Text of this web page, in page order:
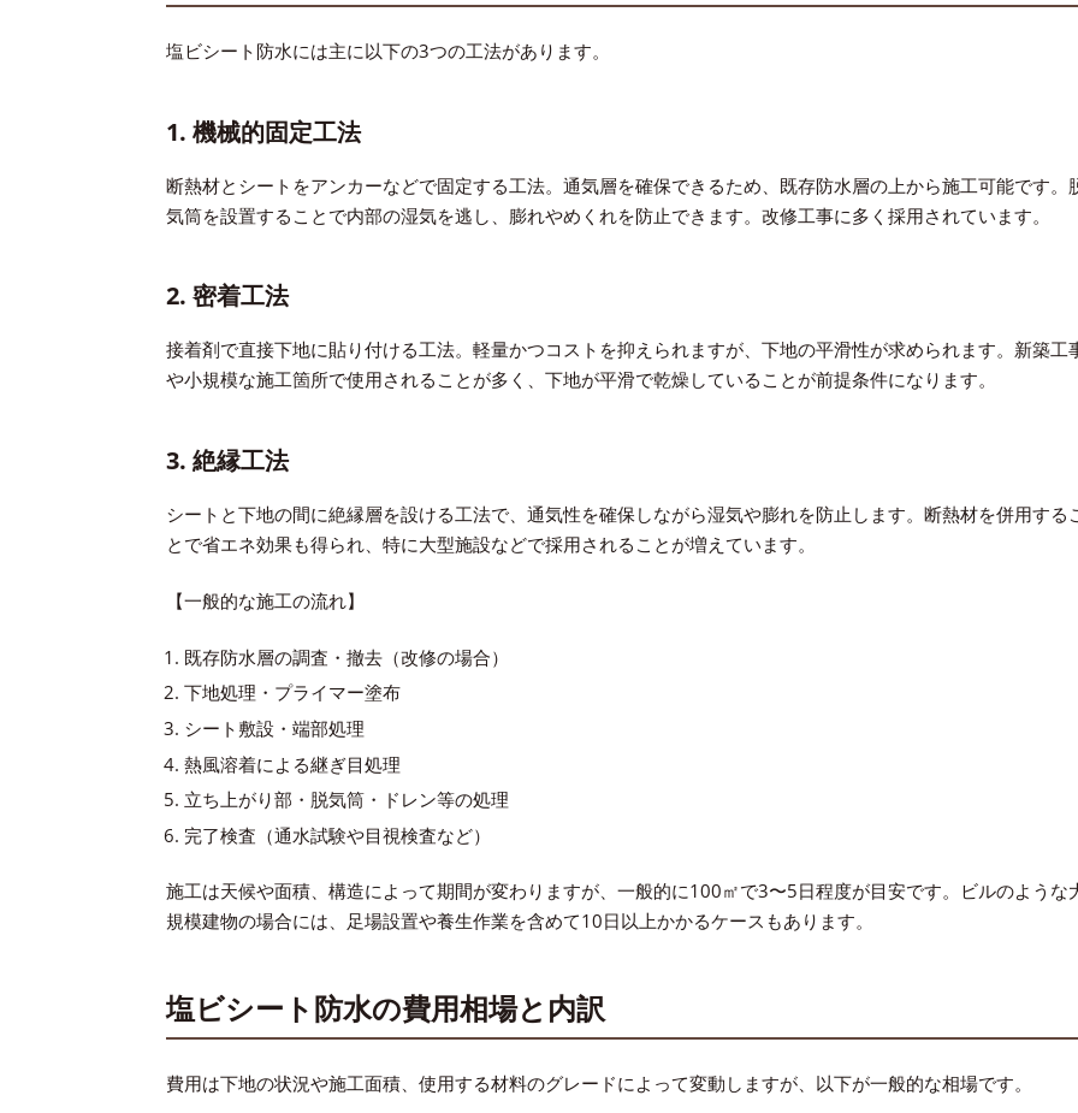
塩ビシート防水には主に以下の3つの工法があります。
1. 機械的固定工法
断熱材とシートをアンカーなどで固定する工法。通気層を確保できるため、既存防水層の上から施工可能です。
気筒を設置することで内部の湿気を逃し、膨れやめくれを防止できます。改修工事に多く採用されています。
2. 密着工法
接着剤で直接下地に貼り付ける工法。軽量かつコストを抑えられますが、下地の平滑性が求められます。新築工
や小規模な施工箇所で使用されることが多く、下地が平滑で乾燥していることが前提条件になります。
3. 絶縁工法
シートと下地の間に絶縁層を設ける工法で、通気性を確保しながら湿気や膨れを防止します。断熱材を併用する
とで省エネ効果も得られ、特に大型施設などで採用されることが増えています。
【一般的な施工の流れ】
既存防水層の調査・撤去（改修の場合）
下地処理・プライマー塗布
シート敷設・端部処理
熱風溶着による継ぎ目処理
立ち上がり部・脱気筒・ドレン等の処理
完了検査（通水試験や目視検査など）
施工は天候や面積、構造によって期間が変わりますが、一般的に100㎡で3〜5日程度が目安です。ビルのような
規模建物の場合には、足場設置や養生作業を含めて10日以上かかるケースもあります。
塩ビシート防水の費用相場と内訳
費用は下地の状況や施工面積、使用する材料のグレードによって変動しますが、以下が一般的な相場です。